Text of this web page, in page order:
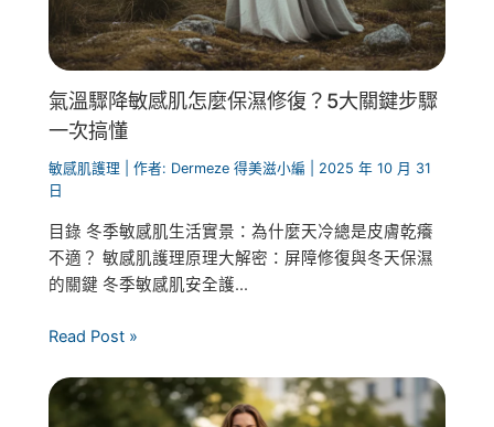
氣溫驟降敏感肌怎麼保濕修復？5大關鍵步驟
一次搞懂
敏感肌護理 | 作者: Dermeze 得美滋小編
2025 年 10 月 31
日
目錄 冬季敏感肌生活實景：為什麼天冷總是皮膚乾癢
不適？ 敏感肌護理原理大解密：屏障修復與冬天保濕
的關鍵 冬季敏感肌安全護...
Read Post »